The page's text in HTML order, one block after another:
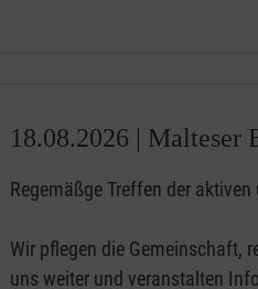
18.08.2026 | Malteser
Regemäßge Treffen der
Wir pflegen die Gemeinschaft,
uns weiter und veranstalten